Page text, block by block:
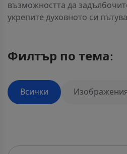
възможността да
укрепите духовното си
Филтър по тема:
Всички